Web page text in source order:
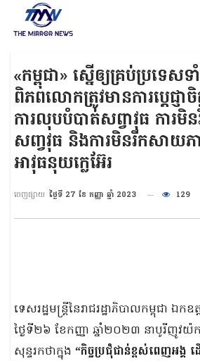
«កម្ពុជា» ស្នើឲ្យគ្រប់ប្រទេស
ពិភពលោកត្រូវមានការប្តេជ្ញា
ការលុបបំបាត់សព្វាវុធ ការ
សញ្វវុធ និងការមិនរីកសាយ
អាវុធនុយក្លេអ៊ែរ
ចេញផ្សាយ ថ្ងៃទី 27 ខែ កញ្ញា ឆ្នាំ 2023 129
ទេសរដ្ឋមន្ត្រីនៃរាជរដ្ឋាភិបាលកម្ពុជា ឯក
ថ្ងៃទី២៦ ខែកញ្ញា ឆ្នាំ២០២៣ នាបូរីញូវយ៉
សុន្ទរកថាក្នុង “កិច្ចប្រជុំជាន់ខ្ពស់ពេញអង្គ ដ